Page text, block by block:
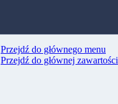
Przejdź do głównego menu
Przejdź do głównej zawartości